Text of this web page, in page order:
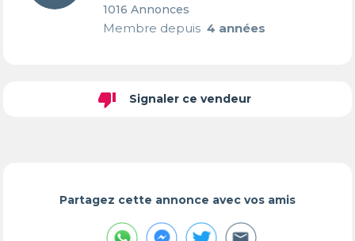
1016 Annonces
Membre depuis4 années
thumb_down Signaler ce vendeur
Partagez cette annonce avec vos amis